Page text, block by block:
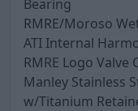
Bearing
RMRE/Moroso
ATI Internal
RMRE Logo
Manley Stainless
w/Titanium